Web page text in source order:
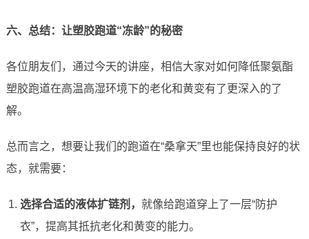
六、总结：让塑胶跑道“冻龄”的秘密
各位朋友们，通过今天的讲座，相信大家对如何降低聚氨酯
塑胶跑道在高温高湿环境下的老化和黄变有了更深入的了
解。
总而言之，想要让我们的跑道在“桑拿天”里也能保持良好的状
态，就需要：
选择合适的液体扩链剂， 就像给跑道穿上了一层“防护
衣”，提高其抵抗老化和黄变的能力。